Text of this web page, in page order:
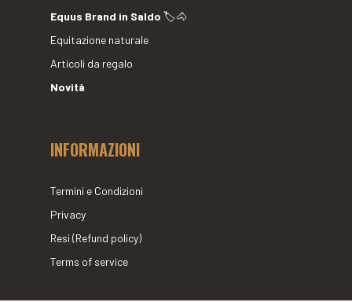
Equus Brand in Saldo 🏷🐴
Equitazione naturale
Articoli da regalo
Novità
INFORMAZIONI
Termini e Condizioni
Privacy
Resi (Refund policy)
Terms of service